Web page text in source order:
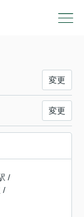
変更
変更
/
/